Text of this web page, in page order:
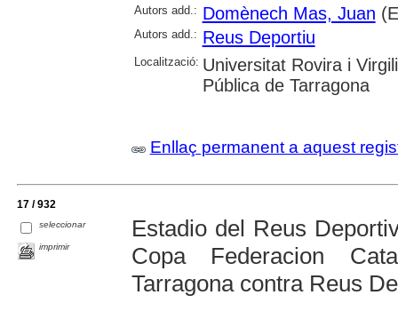
Autors add.: Domènech Mas, Juan
Autors add.: Reus Deportiu
Localització: Universitat Rovira i
Pública de Tarragona
Enllaç permanent a aquest
17 / 932
seleccionar
imprimir
Estadio del Reus
Copa Federacion
Tarragona contra Reus